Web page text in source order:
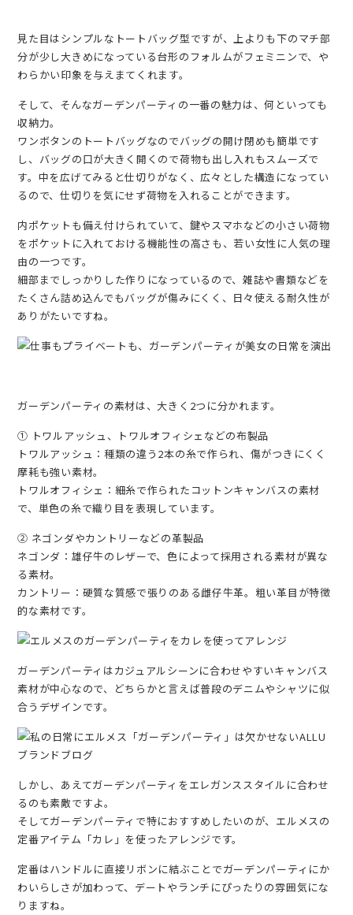
見た目はシンプルなトートバッグ型ですが、上よりも下のマチ部
分が少し大きめになっている台形のフォルムがフェミニンで、や
わらかい印象を与えまてくれます。
そして、そんなガーデンパーティの一番の魅力は、何といっても
収納力。
ワンボタンのトートバッグなのでバッグの開け閉めも簡単です
し、バッグの口が大きく開くので荷物も出し入れもスムーズで
す。中を広げてみると仕切りがなく、広々とした構造になってい
るので、仕切りを気にせず荷物を入れることができます。
内ポケットも備え付けられていて、鍵やスマホなどの小さい荷物
をポケットに入れておける機能性の高さも、若い女性に人気の理
由の一つです。
細部までしっかりした作りになっているので、雑誌や書類などを
たくさん詰め込んでもバッグが傷みにくく、日々使える耐久性が
ありがたいですね。
ガーデンパーティの素材は、大きく2つに分かれます。
① トワルアッシュ、トワルオフィシェなどの布製品
トワルアッシュ：種類の違う2本の糸で作られ、傷がつきにくく
摩耗も強い素材。
トワルオフィシェ：細糸で作られたコットンキャンバスの素材
で、単色の糸で織り目を表現しています。
② ネゴンダやカントリーなどの革製品
ネゴンダ：雄仔牛のレザーで、色によって採用される素材が異な
る素材。
カントリー：硬質な質感で張りのある雌仔牛革。粗い革目が特徴
的な素材です。
ガーデンパーティはカジュアルシーンに合わせやすいキャンバス
素材が中心なので、どちらかと言えば普段のデニムやシャツに似
合うデザインです。
しかし、あえてガーデンパーティをエレガンススタイルに合わせ
るのも素敵ですよ。
そしてガーデンパーティで特におすすめしたいのが、エルメスの
定番アイテム「カレ」を使ったアレンジです。
定番はハンドルに直接リボンに結ぶことでガーデンパーティにか
わいらしさが加わって、デートやランチにぴったりの雰囲気にな
りますね。